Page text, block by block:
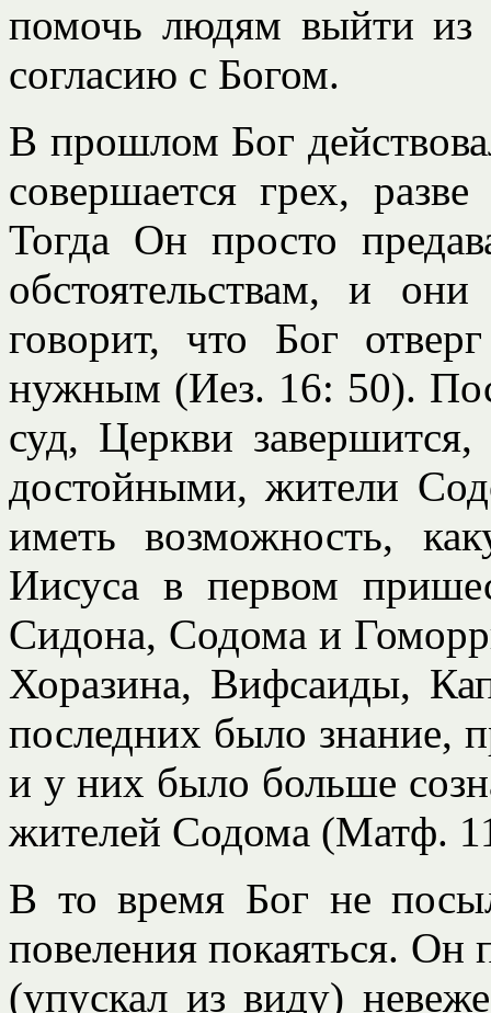
помочь людям выйти из
согласию с Богом.
В прошлом Бог
совершается грех,
Тогда Он просто
обстоятельствам, и
говорит, что Бог
нужным (Иез. 16: 50).
суд, Церкви
достойными, жители
иметь возможность,
Иисуса в первом
Сидона, Содома и
Хоразина, Вифсаиды,
последних было знание,
и у них было больше
жителей Содома (Матф.
В то время Бог не
повеления покаяться. Он
(упускал из виду)